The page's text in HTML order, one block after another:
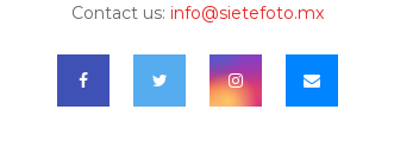
Contact us: info@sietefoto.mx